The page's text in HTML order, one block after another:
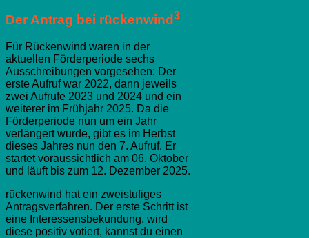
Der Antrag bei rückenwind 3
Für Rückenwind waren in der
aktuellen Förderperiode sechs
Ausschreibungen vorgesehen: Der
erste Aufruf war 2022, dann jeweils
zwei Aufrufe 2023 und 2024 und ein
weiterer im Frühjahr 2025. Da die
Förderperiode nun um ein Jahr
verlängert wurde, gibt es im Herbst
dieses Jahres nun den 7. Aufruf. Er
startet voraussichtlich am 06. Oktober
und läuft bis zum 12. Dezember 2025.
rückenwind hat ein zweistufiges
Antragsverfahren. Der erste Schritt ist
eine Interessensbekundung, wird
diese positiv votiert, kannst du einen